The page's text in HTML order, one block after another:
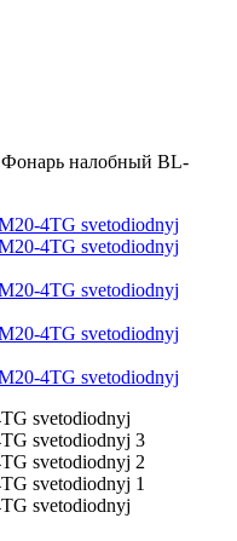
Фонарь налобный BL-